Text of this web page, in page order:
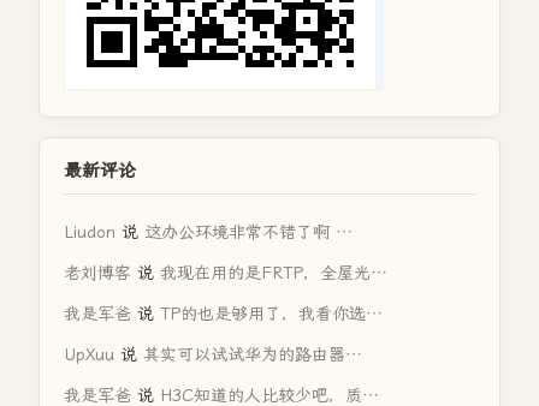
最新评论
Liudon 说 这办公环境非常不错了啊 …
老刘博客 说 我现在用的是FRTP，全屋光…
我是军爸 说 TP的也是够用了，我看你选…
UpXuu 说 其实可以试试华为的路由器…
我是军爸 说 H3C知道的人比较少吧，质…